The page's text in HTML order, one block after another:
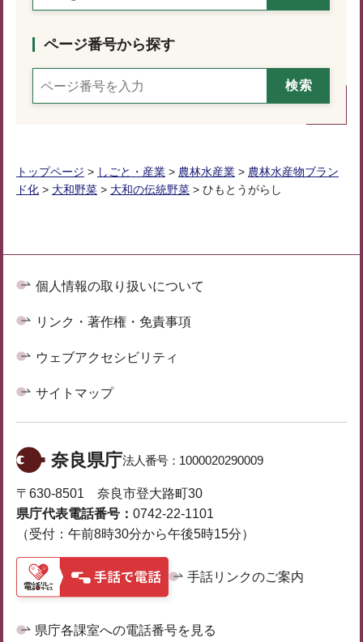
ページ番号から探す
トップページ > しごと・産業 > 農林水産業 > 農林水産物ブラン
ド化 > 大和野菜 > 大和の伝統野菜 > ひもとうがらし
個人情報の取り扱いについて
リンク・著作権・免責事項
ウェブアクセシビリティ
サイトマップ
奈良県庁法人番号： 1000020290009
〒630-8501 奈良市登大路町30
県庁代表電話番号： 0742-22-1101
（受付：午前8時30分から午後5時15分）
手話リンクのご案内
県庁各課室への電話番号を見る